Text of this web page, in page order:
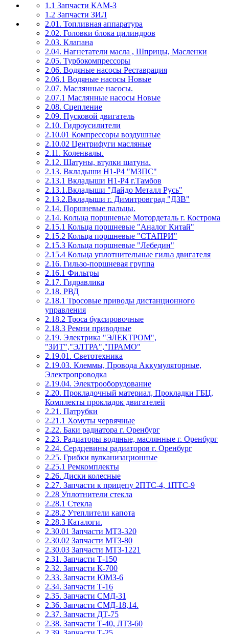
1.1 Запчасти КАМ-З
1.2 Запчасти ЗИЛ
2.01. Топливная аппаратура
2.02. Головки блока цилиндров
2.03. Клапана
2.04. Нагнетатели масла , Шприцы, Масленки
2.05. Турбокомпрессоры
2.06. Водяные насосы Реставрация
2.06.1 Водяные насосы Новые
2.07. Маслянные насосы.
2.07.1 Маслянные насосы Новые
2.08. Сцепление
2.09. Пусковой двигатель
2.10. Гидроусилители
2.10.01 Компрессоры воздушные
2.10.02 Центрифуги масляные
2.11. Коленвалы.
2.12. Шатуны, втулки шатуна.
2.13. Вкладыши Н1-Р4 "МЗПС"
2.13.1 Вкладыши Н1-Р4 г.Тамбов
2.13.1.Вкладыши "Дайдо Металл Русь"
2.13.2.Вкладыши г. Димитровград "ДЗВ"
2.14. Поршневые пальцы.
2.14. Кольца поршневые Мотордеталь г. Кострома
2.15.1 Кольца поршневые "Аналог Китай"
2.15.2 Кольца поршневые "СТАПРИ"
2.15.3 Кольца поршневые "Лебедин"
2.15.4 Кольца уплотнительные гильз двигателя
2.16. Гильзо-поршневая группа
2.16.1 Фильтры
2.17. Гидравлика
2.18. РВД
2.18.1 Тросовые приводы дистанционного
управления
2.18.2 Троса буксировочные
2.18.3 Ремни приводные
2.19. Электрика "ЭЛЕКТРОМ",
"ЗИТ","ЭЛТРА","ПРАМО"
2.19.01. Светотехника
2.19.03. Клеммы, Провода Аккумуляторные,
Электропроводка
2.19.04. Электрооборудование
2.20. Прокладочный материал, Прокладки ГБЦ,
Комплекты прокладок двигателей
2.21. Патрубки
2.21.1 Хомуты червячные
2.22. Баки радиатора г. Оренбург
2.23. Радиаторы водяные, маслянные г. Оренбург
2.24. Сердцевины радиаторов г. Оренбург
2.25. Грибки вулканизационные
2.25.1 Ремкомплекты
2.26. Диски колесные
2.27. Запчасти к прицепу 2ПТС-4, 1ПТС-9
2.28 Уплотнители стекла
2.28.1 Стекла
2.28.2 Утеплители капота
2.28.3 Каталоги.
2.30.01 Запчасти МТЗ-320
2.30.02 Запчасти МТЗ-80
2.30.03 Запчасти МТЗ-1221
2.31. Запчасти Т-150
2.32. Запчасти К-700
2.33. Запчасти ЮМЗ-6
2.34. Запчасти Т-16
2.35. Запчасти СМД-31
2.36. Запчасти СМД-18,14.
2.37. Запчасти ДТ-75
2.38. Запчасти Т-40, ЛТЗ-60